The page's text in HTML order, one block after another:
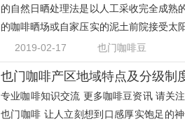
的自然日晒处理法是以人工采收完全成熟
的咖啡晒场或自家压实的泥土前院接受太
耙翻动
2019-02-17 也门咖啡豆
专业咖啡知识交流 更多咖啡豆资讯 请关
也门咖啡 让人立刻想到口感厚实饱足的